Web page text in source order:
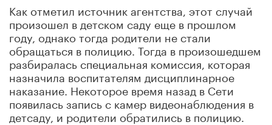
Как отметил источник агентства, этот случай
произошел в детском саду еще в прошлом
году, однако тогда родители не стали
обращаться в полицию. Тогда в произошедшем
разбиралась специальная комиссия, которая
назначила воспитателям дисциплинарное
наказание. Некоторое время назад в Сети
появилась запись с камер видеонаблюдения в
детсаду, и родители обратились в полицию.